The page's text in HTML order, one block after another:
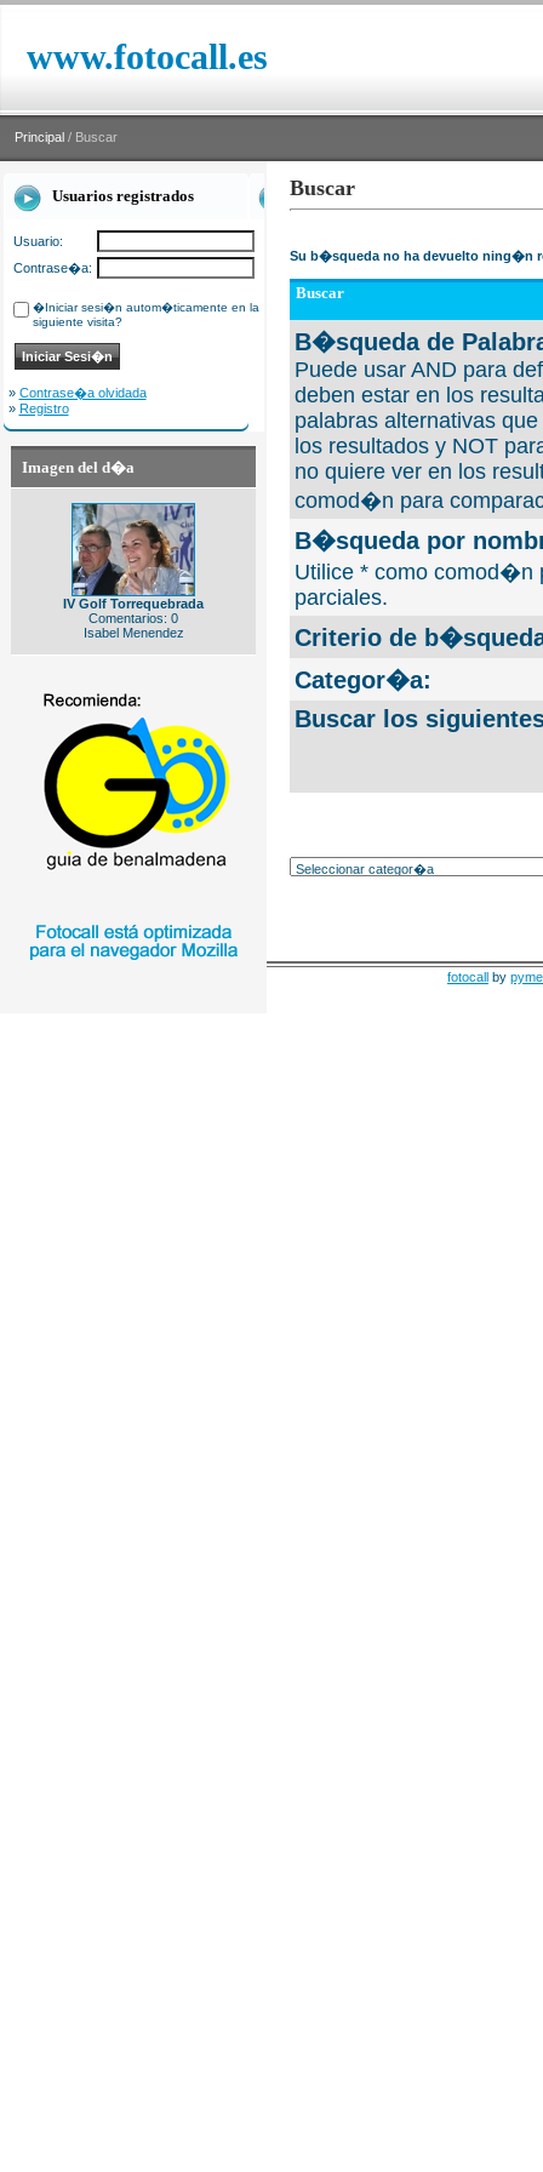
www.fotocall.es
Principal / Buscar
Usuarios registrados
Usuario:
Contrase�a:
�Iniciar sesi�n autom�ticamente en la
siguiente visita?
» Contrase�a olvidada
» Registro
Imagen del d�a
IV Golf Torrequebrada
Comentarios: 0
Isabel Menendez
Buscar
Su b�squeda no ha devuelto ning�n
Buscar
B�squeda de
Puede usar AND para
deben estar en los
palabras alternativas
los resultados y NOT
no quiere ver en los
comod�n para
B�squeda por
Utilice * como comod�n
parciales.
Criterio de
Categor�a:
Buscar los
fotocall by